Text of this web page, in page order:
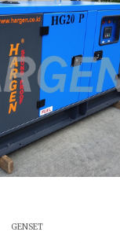
GENSET